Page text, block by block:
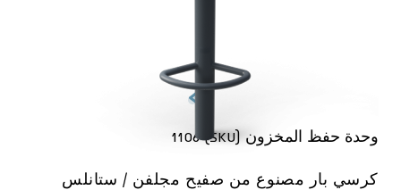
وحدة حفظ المخزون (SKU) 1106
كرسي بار مصنوع من صفيح مجلفن / ستانلس